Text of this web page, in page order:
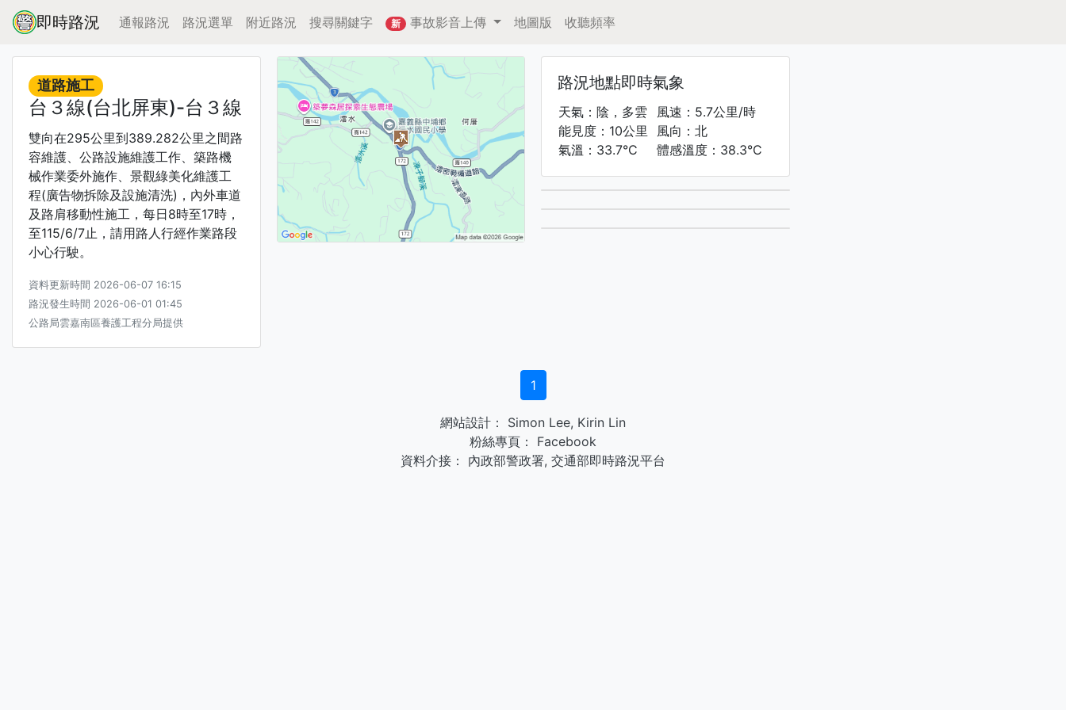
即時路況 通報路況 路況選單 附近路況 搜尋關鍵字 新 事故影音上傳 地圖版 收聽頻率
道路施工
台３線(台北屏東)-台３線
雙向在295公里到389.282公里之間路
容維護、公路設施維護工作、築路機
械作業委外施作、景觀綠美化維護工
程(廣告物拆除及設施清洗)，內外車道
及路肩移動性施工，每日8時至17時，
至115/6/7止，請用路人行經作業路段
小心行駛。
資料更新時間 2026-06-07 16:15
路況發生時間 2026-06-01 01:45
公路局雲嘉南區養護工程分局提供
路況地點即時氣象
天氣：陰，多雲
能見度：10公里
氣溫：33.7°C
風速：5.7公里/時
風向：北
體感溫度：38.3°C
1
網站設計： Simon Lee, Kirin Lin
粉絲專頁：
Facebook
資料介接：
內政部警政署, 交通部即時路況平台